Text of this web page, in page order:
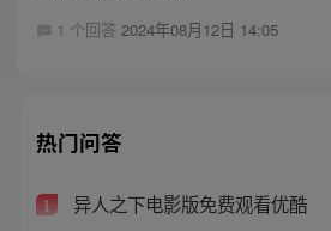
1 个回答 2024年08月12日 14:05
热门问答
1 异人之下电影版免费观看优酷